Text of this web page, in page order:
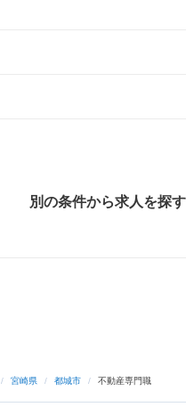
別の条件から求人を探す
/ 宮崎県 / 都城市 / 不動産専門職